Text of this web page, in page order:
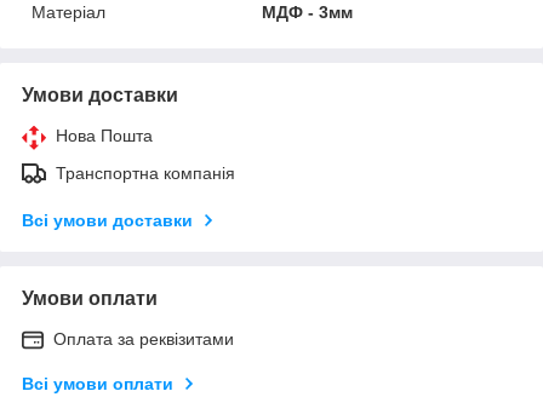
Матеріал
МДФ - 3мм
Умови доставки
Нова Пошта
Транспортна компанія
Всі умови доставки
Умови оплати
Оплата за реквізитами
Всі умови оплати